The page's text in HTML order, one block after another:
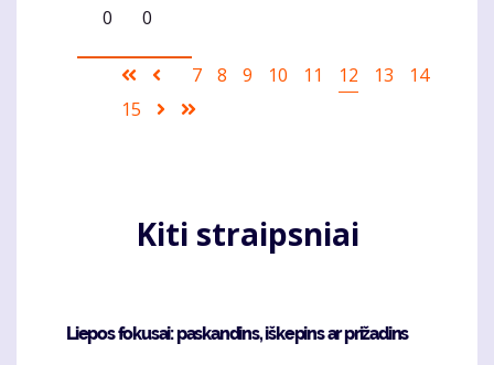
0
0
Pagination
First
page
Ankstesnis
puslapis
Puslapis
7 Puslapis
8 Puslapis
9 Puslapis
10 Puslapis
11
Current
12 Puslapis
13 Puslapis
14
Puslapis
15
Sekantis
Kiti straipsniai
Liepos fokusai: paskandins, iškepins ar prižadins